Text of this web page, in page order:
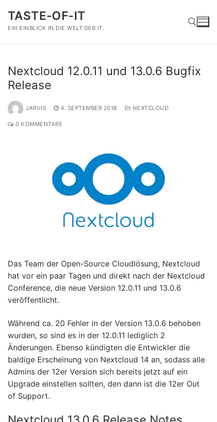
Inhalt
springen
TASTE-OF-IT
EIN EINBLICK IN DIE WELT DER IT.
Nextcloud 12.0.11 und 13.0.6 Bugfix
Release
JARVIS 4. SEPTEMBER 2018 NEXTCLOUD
0 KOMMENTARE
Das Team der Open-Source Cloudlösung, Nextcloud
hat vor ein paar Tagen und direkt nach der Nextcloud
Conference, die neue Version 12.0.11 und 13.0.6
veröffentlicht.
Während ca. 20 Fehler in der Version 13.0.6 behoben
wurden, so sind es in der 12.0.11 lediglich 2
Änderungen. Ebenso kündigten die Entwickler die
baldige Erscheinung von Nextcloud 14 an, sodass alle
Admins der 12er Version sich bereits jetzt auf ein
Upgrade einstellen sollten, den dann ist die 12er Out
of Support.